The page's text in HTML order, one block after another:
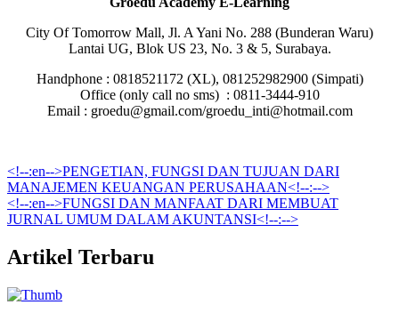
City Of Tomorrow Mall, Jl. A Yani No. 288 (Bunderan Waru)
Lantai UG, Blok US 23, No. 3 & 5, Surabaya.
Handphone : 0818521172 (XL), 081252982900 (Simpati)
Office (only call no sms) : 0811-3444-910
Email : groedu@gmail.com/groedu_inti@hotmail.com
<!--:en-->PENGETIAN, FUNGSI DAN TUJUAN DARI
MANAJEMEN KEUANGAN PERUSAHAAN<!--:-->
<!--:en-->FUNGSI DAN MANFAAT DARI MEMBUAT
JURNAL UMUM DALAM AKUNTANSI<!--:-->
Artikel Terbaru